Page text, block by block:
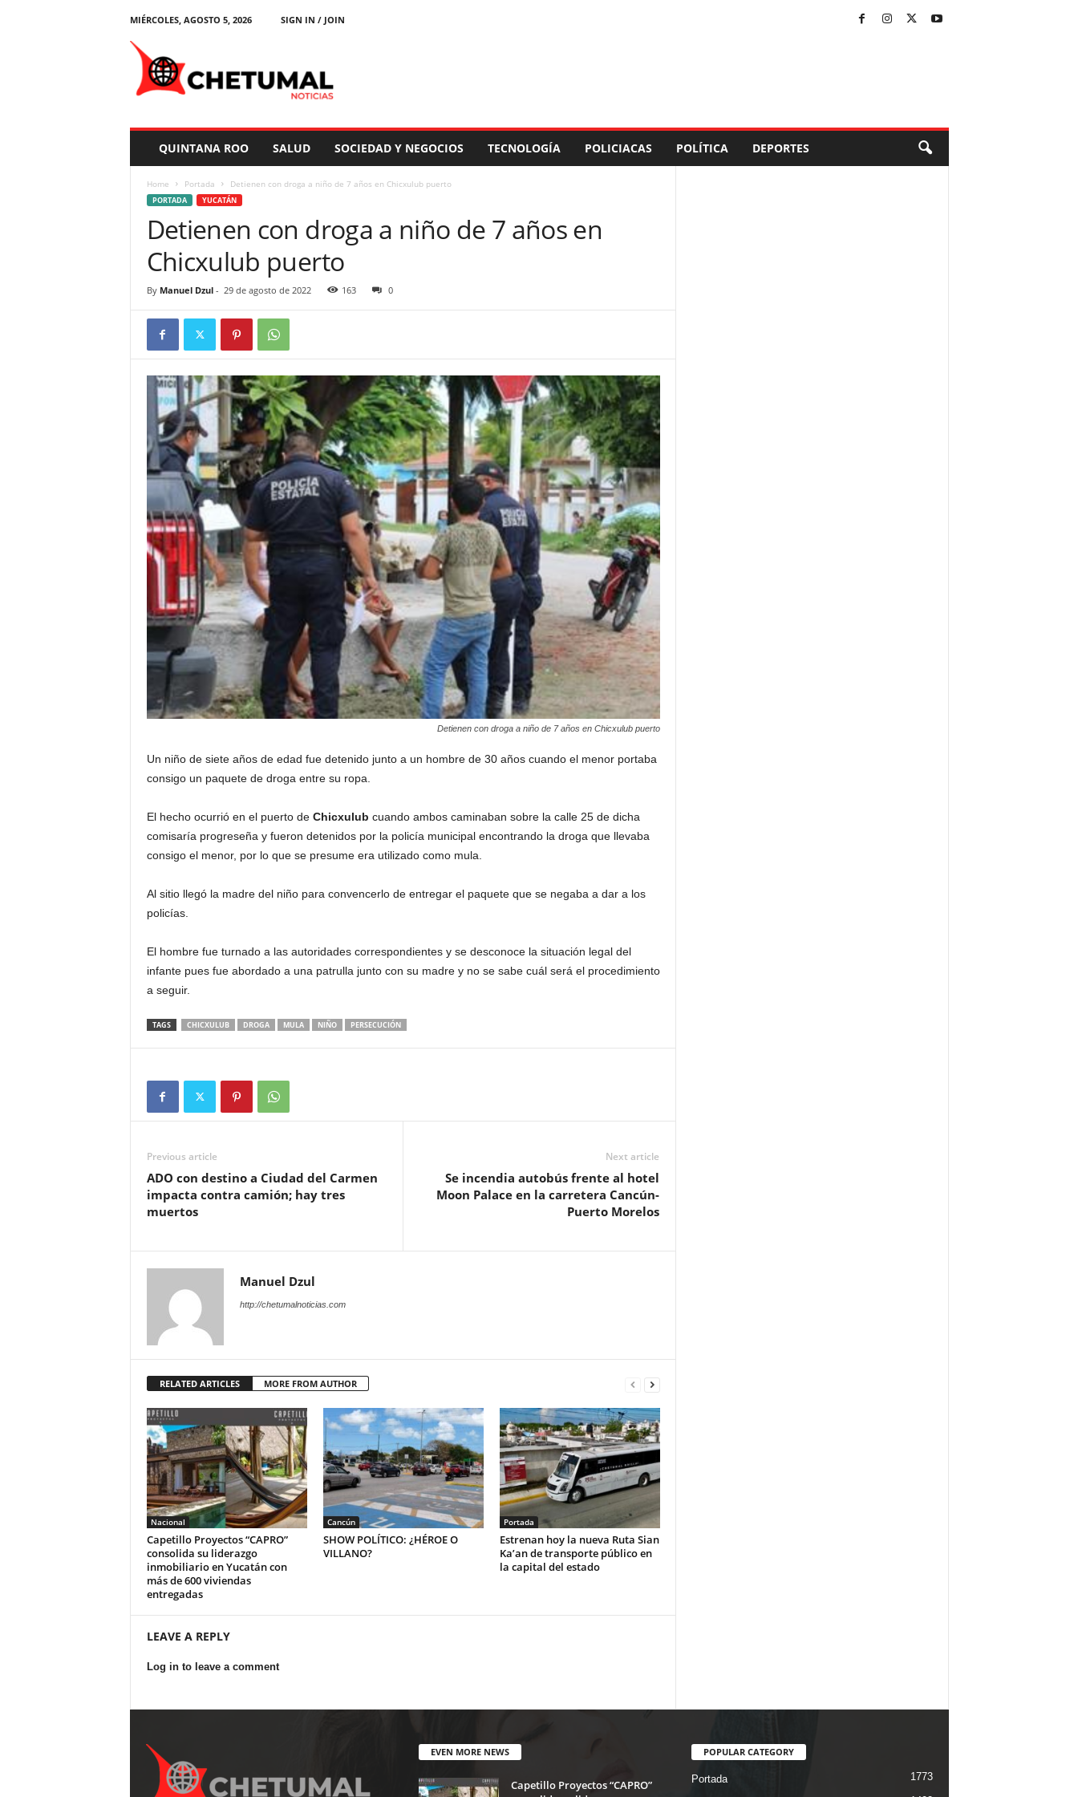
MIÉRCOLES, AGOSTO 5, 2026
SIGN IN / JOIN
QUINTANA ROO SALUD SOCIEDAD Y NEGOCIOS TECNOLOGÍA POLICIACAS POLÍTICA DEPORTES
Home Portada Detienen con droga a niño de 7 años en Chicxulub puerto
PORTADA YUCATÁN
Detienen con droga a niño de 7 años en
Chicxulub puerto
By Manuel Dzul- 29 de agosto de 2022 163 0
Detienen con droga a niño de 7 años en Chicxulub puerto
Un niño de siete años de edad fue detenido junto a un hombre de 30 años cuando el menor portaba
consigo un paquete de droga entre su ropa.
El hecho ocurrió en el puerto de Chicxulub cuando ambos caminaban sobre la calle 25 de dicha
comisaría progreseña y fueron detenidos por la policía municipal encontrando la droga que llevaba
consigo el menor, por lo que se presume era utilizado como mula.
Al sitio llegó la madre del niño para convencerlo de entregar el paquete que se negaba a dar a los
policías.
El hombre fue turnado a las autoridades correspondientes y se desconoce la situación legal del
infante pues fue abordado a una patrulla junto con su madre y no se sabe cuál será el procedimiento
a seguir.
TAGS CHICXULUB DROGA MULA NIÑO PERSECUCIÓN
Previous article
ADO con destino a Ciudad del Carmen
impacta contra camión; hay tres
muertos
Next article
Se incendia autobús frente al hotel
Moon Palace en la carretera Cancún-
Puerto Morelos
Manuel Dzul
http://chetumalnoticias.com
RELATED ARTICLES MORE FROM AUTHOR
Nacional
Capetillo Proyectos “CAPRO”
consolida su liderazgo
inmobiliario en Yucatán con
más de 600 viviendas
entregadas
Cancún
SHOW POLÍTICO: ¿HÉROE O
VILLANO?
Portada
Estrenan hoy la nueva Ruta Sian
Ka’an de transporte público en
la capital del estado
LEAVE A REPLY
Log in to leave a comment
EVEN MORE NEWS
Capetillo Proyectos “CAPRO”
POPULAR CATEGORY
Portada 1773